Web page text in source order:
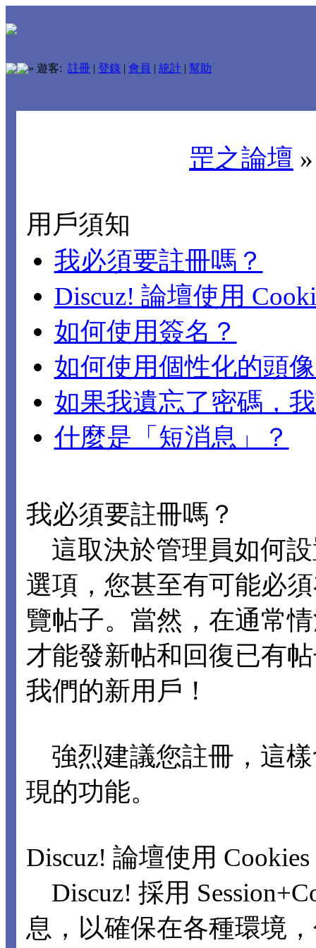
» 遊客: 註冊 | 登錄 | 會員 | 統計 | 幫助
罡之論壇
用戶須知
我必須要註冊嗎？
Discuz! 論壇使用
如何使用簽名？
如何使用個性化的頭
如果我遺忘了密碼，
什麼是「短消息」？
我必須要註冊嗎？
這取決於管理員如何設
選項，您甚至有可能必
覽帖子。當然，在通常
才能發新帖和回復已有
我們的新用戶！
強烈建議您註冊，這
現的功能。
Discuz! 論壇使用
Discuz! 採用
息，以確保在各種環境